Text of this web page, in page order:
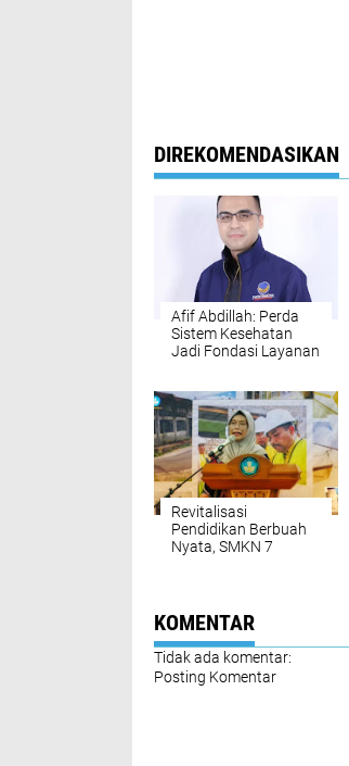
DIREKOMENDASIKAN
Afif Abdillah: Perda
Sistem Kesehatan
Jadi Fondasi Layanan
Revitalisasi
Pendidikan Berbuah
Nyata, SMKN 7
KOMENTAR
Tidak ada komentar:
Posting Komentar